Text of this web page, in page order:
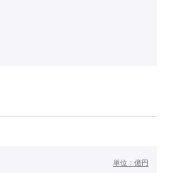
単位： 億円